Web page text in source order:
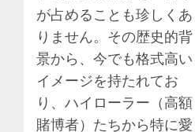
が占めることも珍しくあ
りません。その歴史的背
景から、今でも格式高い
イメージを持たれてお
り、ハイローラー（高額
賭博者）たちから特に愛